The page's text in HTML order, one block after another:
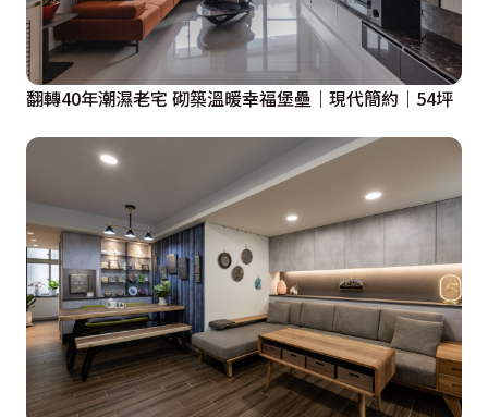
翻轉40年潮濕老宅 砌築溫暖幸福堡壘｜現代簡約｜54坪